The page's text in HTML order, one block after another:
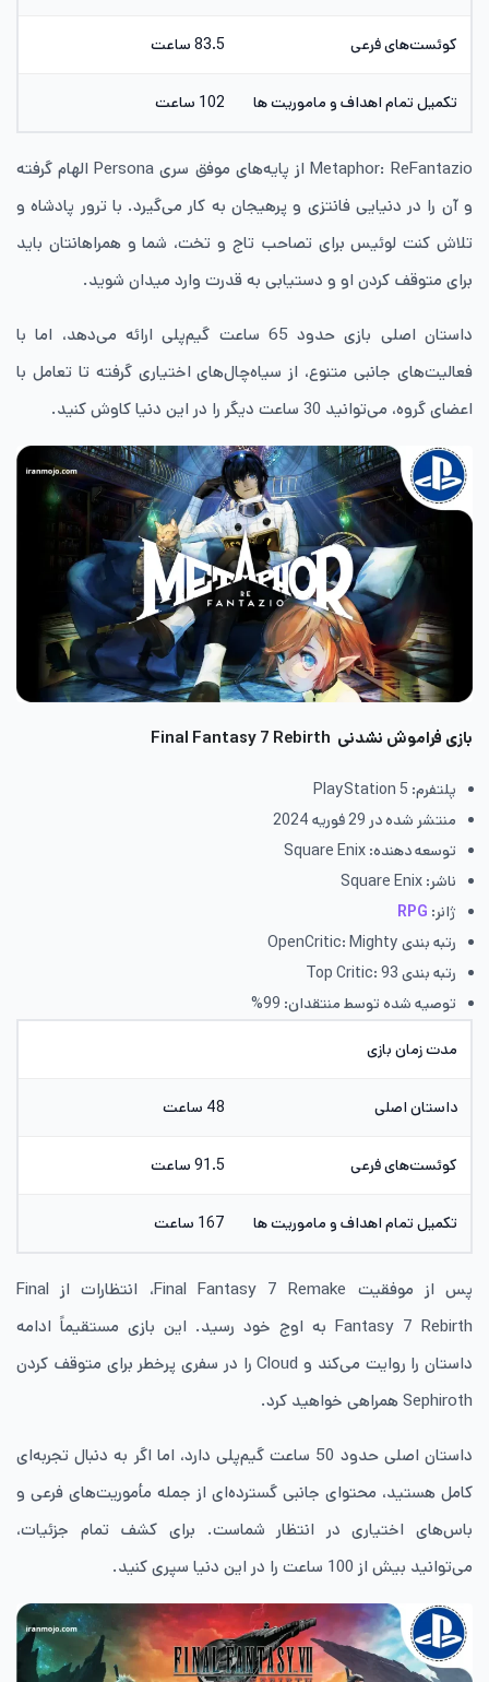
کوئست‌های فرعی 83.5 ساعت
تکمیل تمام اهداف و ماموریت ها 102 ساعت
Metaphor: ReFantazio از پایه‌های موفق سری Persona الهام گرفته
و آن را در دنیایی فانتزی و پرهیجان به کار می‌گیرد. با ترور پادشاه و
تلاش کنت لوئیس برای تصاحب تاج و تخت، شما و همراهانتان باید
برای متوقف کردن او و دستیابی به قدرت وارد میدان شوید.
داستان اصلی بازی حدود 65 ساعت گیم‌پلی ارائه می‌دهد، اما با
فعالیت‌های جانبی متنوع، از سیاه‌چال‌های اختیاری گرفته تا تعامل با
اعضای گروه، می‌توانید 30 ساعت دیگر را در این دنیا کاوش کنید.
بازی فراموش نشدنی Final Fantasy 7 Rebirth
پلتفرم: PlayStation 5
منتشر شده در 29 فوریه 2024
توسعه دهنده: Square Enix
ناشر: Square Enix
ژانر:
رتبه بندی OpenCritic: Mighty
رتبه بندی Top Critic: 93
توصیه شده توسط منتقدان: 99%
مدت زمان بازی
داستان اصلی 48 ساعت
کوئست‌های فرعی 91.5 ساعت
تکمیل تمام اهداف و ماموریت ها 167 ساعت
پس از موفقیت Final Fantasy 7 Remake، انتظارات از Final
Fantasy 7 Rebirth به اوج خود رسید. این بازی مستقیماً ادامه
داستان را روایت می‌کند و Cloud را در سفری پرخطر برای متوقف کردن
Sephiroth همراهی خواهید کرد.
داستان اصلی حدود 50 ساعت گیم‌پلی دارد، اما اگر به دنبال تجربه‌ای
کامل هستید، محتوای جانبی گسترده‌ای از جمله مأموریت‌های فرعی و
باس‌های اختیاری در انتظار شماست. برای کشف تمام جزئیات،
می‌توانید بیش از 100 ساعت را در این دنیا سپری کنید.